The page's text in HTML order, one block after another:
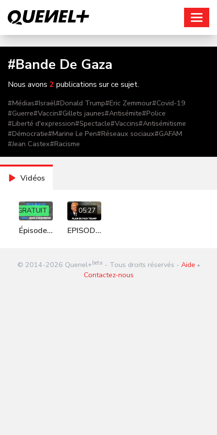
#Bande De Gaza
Nous avons 2 publications sur ce sujet.
#Médias#Israël#Donald Trump#Eric Zemmour#Covid-19
#Guerre#Vaccin#Gillets jaunes#Antisémite#Police
#Liberté d'expression#Spectacle#Vaccins#Antisémitisme
#Démocratie#Marine Le Pen#Réseaux sociaux#GAFAM
#Jean Castex#Racisme
Vidéos
GRATUIT
Épisode
jugée à
05:27
EPISODE
paix
Trump
© 2014-2026 Quenel+ beta - Tous droits réservés - Aide •
Contactez-nous